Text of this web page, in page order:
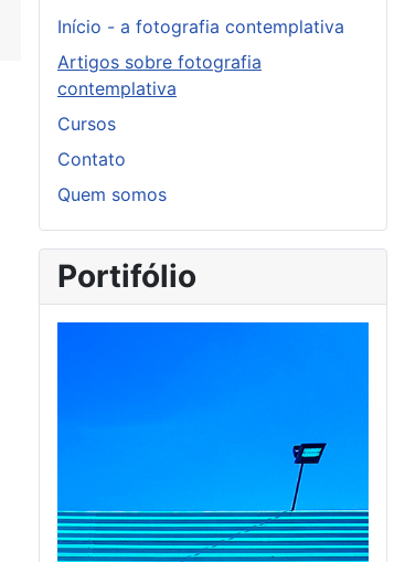
Início - a fotografia contemplativa
Artigos sobre fotografia
contemplativa
Cursos
Contato
Quem somos
Portifólio